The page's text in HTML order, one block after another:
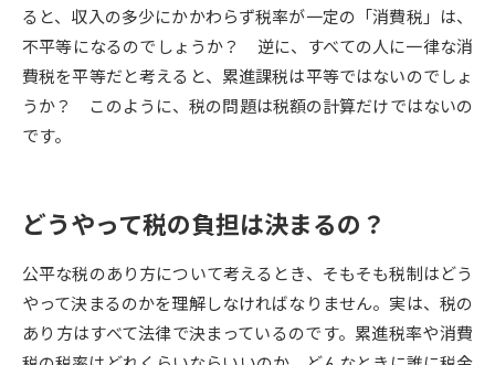
データサイエンス特集 奨学金・特待生制度特集
デジタルパンフレット 進路の３択
新学年スタート号特集ページ
SELFBRAND特集ページ
オープンキャンパスなどを調べる
オープンキャンパス検索 実施プログラムから探す
ると、収入の多少にかかわらず税率が一定の「消費税」は、
不平等になるのでしょうか？ 逆に、すべての人に一律な消
費税を平等だと考えると、累進課税は平等ではないのでしょ
うか？ このように、税の問題は税額の計算だけではないの
です。
どうやって税の負担は決まるの？
公平な税のあり方について考えるとき、そもそも税制はどう
やって決まるのかを理解しなければなりません。実は、税の
あり方はすべて法律で決まっているのです。累進税率や消費